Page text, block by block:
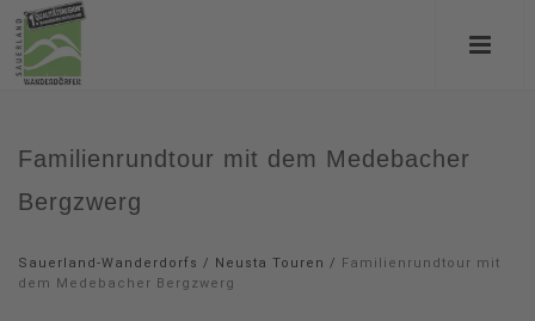
Familienrundtour mit dem Medebacher
Bergzwerg
Sauerland-Wanderdorfs / Neusta Touren / Familienrundtour mit
dem Medebacher Bergzwerg